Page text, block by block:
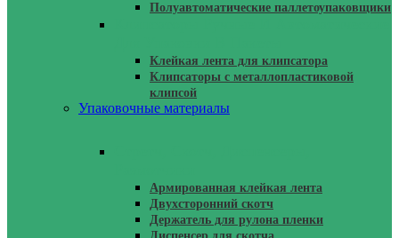
Полуавтоматические паллетоупаковщики
Клейкая лента для клипсатора
Клипсаторы с металлопластиковой
клипсой
Упаковочные материалы
Армированная клейкая лента
Двухсторонний скотч
Держатель для рулона пленки